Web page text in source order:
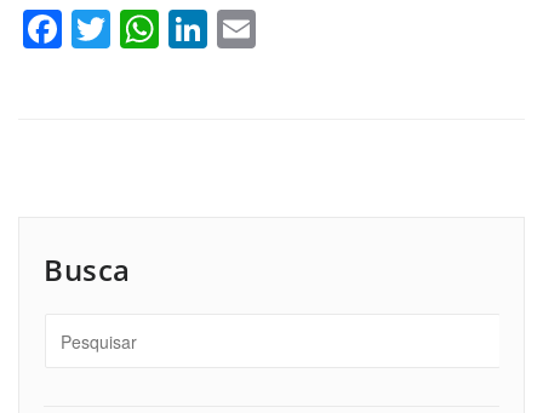
Facebook
Twitter
WhatsApp
LinkedIn
Busca